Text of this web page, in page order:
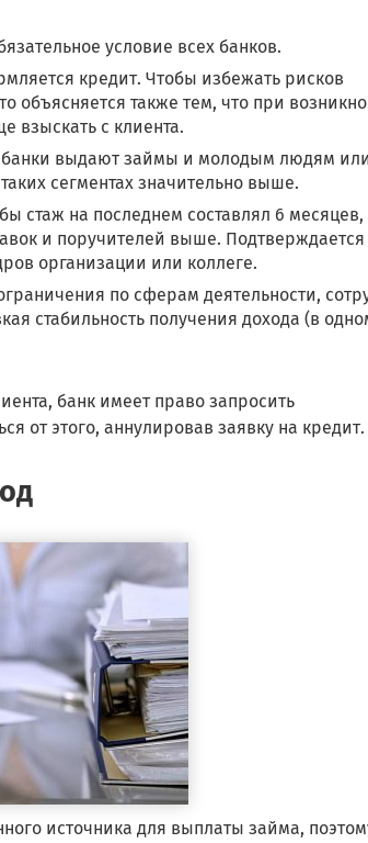
условие всех банков.
кредит. Чтобы избежать рисков
объясняется также тем, что при
взыскать с клиента.
банки выдают займы и молодым людям или
сегментах значительно выше.
стаж на последнем составлял 6 месяцев,
и поручителей выше. Подтверждается
организации или коллеге.
по сферам деятельности,
стабильность получения дохода (в
банк имеет право запросить
от этого, аннулировав заявку на кредит.
источника для выплаты займа,